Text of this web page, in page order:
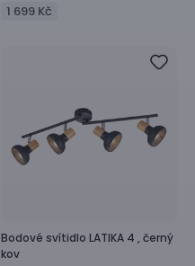
1 699 Kč
Bodové svítidlo LATIKA 4 , černý
kov